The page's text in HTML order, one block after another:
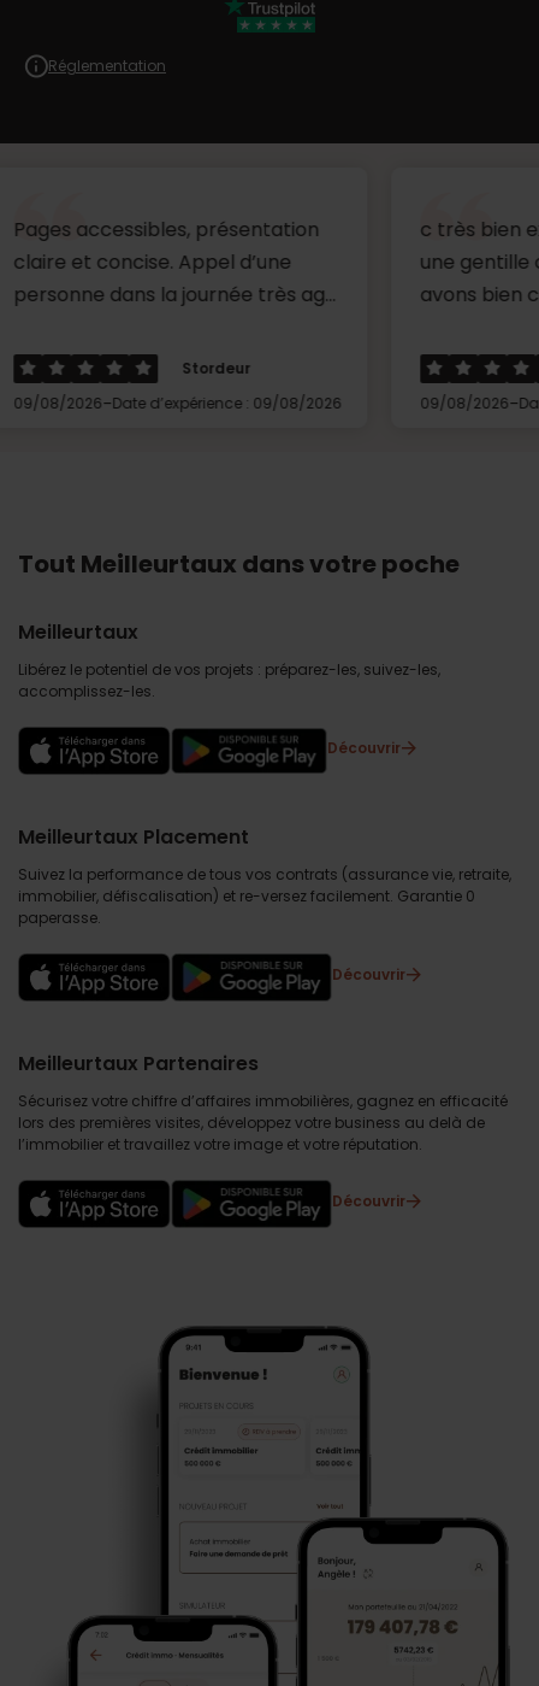
Réglementation
présentation
Appel d’une
dans la journée très ag...
Stordeur
Date d’expérience : 09/08/2026
c très bien expliqué
une gentille
avons bien concilier
Mr
09/08/2026
Date
Tout Meilleurtaux dans votre poche
Meilleurtaux
Libérez le potentiel de vos projets : préparez-les, suivez-les,
accomplissez-les.
Découvrir
Meilleurtaux Placement
Suivez la performance de tous vos contrats (assurance vie, retraite,
immobilier, défiscalisation) et re-versez facilement. Garantie 0
paperasse.
Découvrir
Meilleurtaux Partenaires
Sécurisez votre chiffre d’affaires immobilières, gagnez en efficacité
lors des premières visites, développez votre business au delà de
l’immobilier et travaillez votre image et votre réputation.
Découvrir